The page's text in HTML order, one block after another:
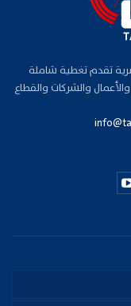
مصرية تقدم تغطية شاملة
والشركات والقطاع